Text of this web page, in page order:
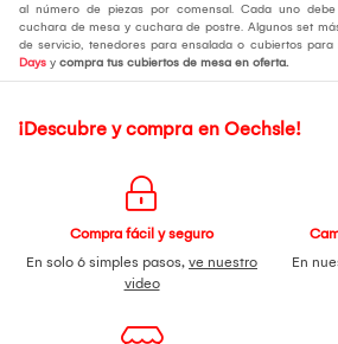
al número de piezas por comensal. Cada uno
cuchara de mesa y cuchara de postre. Algunos set
de servicio, tenedores para ensalada o cubiertos para
Days y compra tus cubiertos de mesa en oferta.
¡Descubre y compra en Oechsle!
Compra fácil y seguro
En solo 6 simples pasos, ve nuestro
video
En